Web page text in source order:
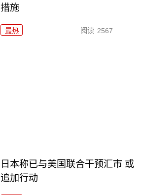
措施
最热 阅读 2567
日本称已与美国联合干预汇市 或
追加行动